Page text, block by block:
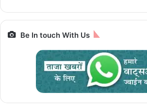
Be In touch With Us